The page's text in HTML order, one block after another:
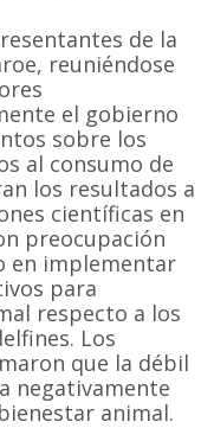
de la
reuniéndose
el gobierno
sobre los
al consumo de
los resultados a
científicas en
preocupación
en implementar
para
respecto a los
Los
que la débil
negativamente
animal.